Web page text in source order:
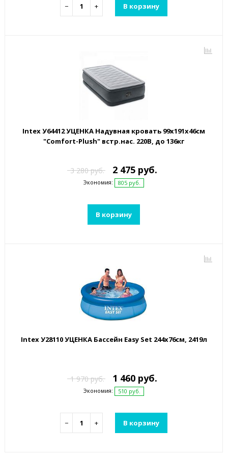
− + В корзину
Intex У64412 УЦЕНКА Надувная кровать 99х191х46см
"Comfort-Plush" встр.нас. 220В, до 136кг
3 280 руб. 2 475 руб.
Экономия: 805 руб.
В корзину
Intex У28110 УЦЕНКА Бассейн Easy Set 244х76см, 2419л
1 970 руб. 1 460 руб.
Экономия: 510 руб.
− + В корзину